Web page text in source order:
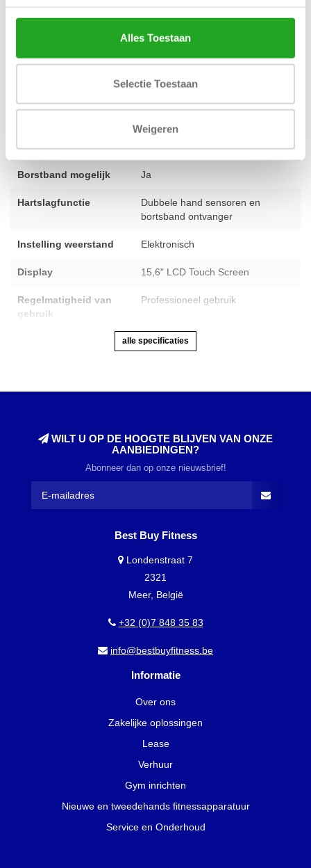
Alles Toestaan
Selectie Toestaan
Weigeren
neem contact opmet ons team.
gebruikt - volledig gereviseerd
Aantal programma's 9 programma's
trainingsniveaus
1 - 26
Borstband mogelijk Ja
Hartslagfunctie
Dubbele hand sensoren en
bortsband ontvanger
Instelling weerstand Elektronisch
Display 15,6" LCD Touch Screen
Regelmatigheid van
gebruik
Professioneel gebruik
alle specificaties
WILT U OP DE HOOGTE BLIJVEN VAN ONZE
AANBIEDINGEN?
Abonneer dan op onze nieuwsbrief!
Best Buy Fitness
Londenstraat 7
2321
Meer, België
+32 (0)7 848 35 83
info@bestbuyfitness.be
Informatie
Over ons
Zakelijke oplossingen
Lease
Verhuur
Gym inrichten
Nieuwe en tweedehands fitnessapparatuur
Service en Onderhoud